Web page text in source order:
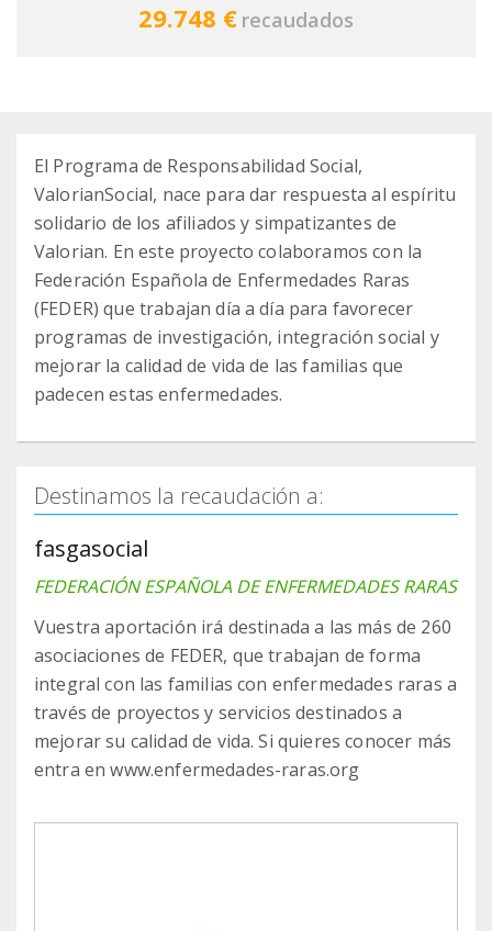
29.748 € recaudados
El Programa de Responsabilidad Social,
ValorianSocial, nace para dar respuesta al espíritu
solidario de los afiliados y simpatizantes de
Valorian. En este proyecto colaboramos con la
Federación Española de Enfermedades Raras
(FEDER) que trabajan día a día para favorecer
programas de investigación, integración social y
mejorar la calidad de vida de las familias que
padecen estas enfermedades.
Destinamos la recaudación a:
fasgasocial
FEDERACIÓN ESPAÑOLA DE ENFERMEDADES RARAS
Vuestra aportación irá destinada a las más de 260
asociaciones de FEDER, que trabajan de forma
integral con las familias con enfermedades raras a
través de proyectos y servicios destinados a
mejorar su calidad de vida. Si quieres conocer más